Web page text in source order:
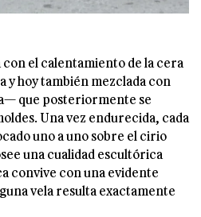
el calentamiento de la cera
hoy también mezclada con
que posteriormente se
Una vez endurecida, cada
uno a uno sobre el cirio
una cualidad escultórica
convive con una evidente
vela resulta exactamente